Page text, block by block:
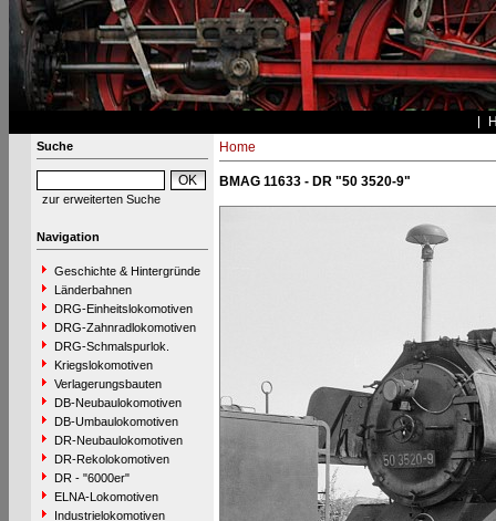
Suche
zur erweiterten Suche
Navigation
Geschichte & Hintergründe
Länderbahnen
DRG-Einheitslokomotiven
DRG-Zahnradlokomotiven
DRG-Schmalspurlok.
Kriegslokomotiven
Verlagerungsbauten
DB-Neubaulokomotiven
DB-Umbaulokomotiven
DR-Neubaulokomotiven
DR-Rekolokomotiven
DR - "6000er"
ELNA-Lokomotiven
Industrielokomotiven
Home
BMAG 11633 - DR "50 3520-9"